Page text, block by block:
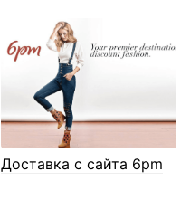
Доставка с сайта 6pm